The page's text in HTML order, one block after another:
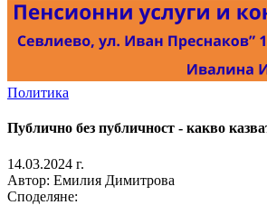
Политика
Публично без публичност - какво
14.03.2024 г.
Автор: Емилия Димитрова
Споделяне: